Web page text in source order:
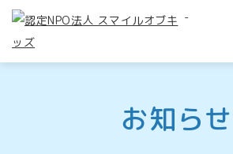
-
お知らせ